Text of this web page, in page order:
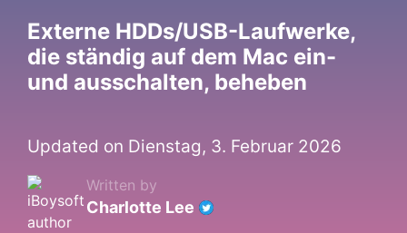
Externe HDDs/USB-Laufwerke,
die ständig auf dem Mac ein-
und ausschalten, beheben
Updated on Dienstag, 3. Februar 2026
Written by
Charlotte Lee